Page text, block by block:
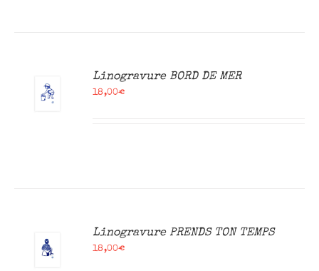
Linogravure BORD DE MER
18,00€
Linogravure PRENDS TON TEMPS
18,00€